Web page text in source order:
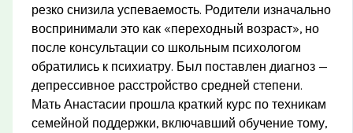
резко снизила успеваемость. Родители изначально
воспринимали это как «переходный возраст», но
после консультации со школьным психологом
обратились к психиатру. Был поставлен диагноз —
депрессивное расстройство средней степени.
Мать Анастасии прошла краткий курс по техникам
семейной поддержки, включавший обучение тому,